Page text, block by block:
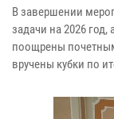
В завершении
задачи на 2026
поощрены
вручены кубки по